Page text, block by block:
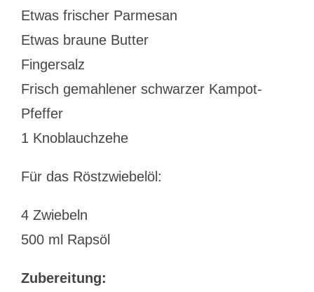
Etwas frischer Parmesan
Etwas braune Butter
Fingersalz
Frisch gemahlener schwarzer Kampot-
Pfeffer
1 Knoblauchzehe
Für das Röstzwiebelöl:
4 Zwiebeln
500 ml Rapsöl
Zubereitung: